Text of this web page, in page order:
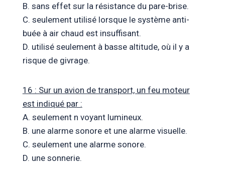
B. sans effet sur la résistance du pare-brise.
C. seulement utilisé lorsque le système anti-
buée à air chaud est insuffisant.
D. utilisé seulement à basse altitude, où il y a
risque de givrage.
16 : Sur un avion de transport, un feu moteur
est indiqué par :
A. seulement n voyant lumineux.
B. une alarme sonore et une alarme visuelle.
C. seulement une alarme sonore.
D. une sonnerie.